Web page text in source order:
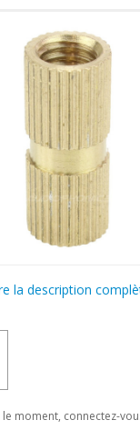
la description
moment, connectez-